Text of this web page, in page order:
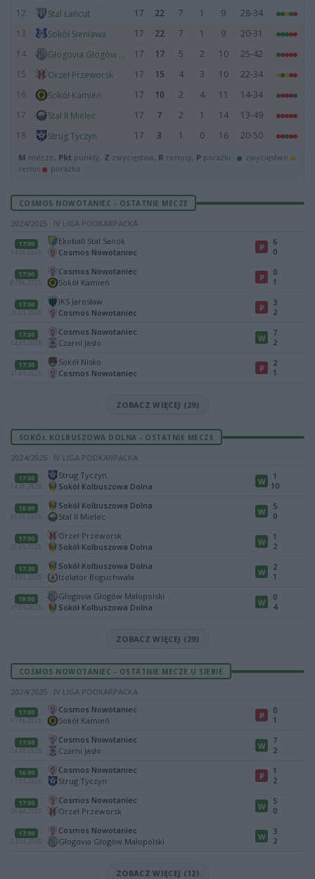
12
Stal Łańcut 17 22 7 1 9
28-34
13
Sokół Sieniawa 17 22 7 1 9
20-31
14
Głogovia Głogów Małopolski 17 17 5 2 10
25-42
15
Orzeł Przeworsk 17 15 4 3 10
22-34
16
Sokół Kamień 17 10 2 4 11
14-34
17
Stal II Mielec 17 7 2 1 14
13-49
18
Strug Tyczyn 17 3 1 0 16 20-50
M mecze, Pkt punkty, Z zwycięstwa, R remisy, P porażki ·
zwycięstwo
remis
porażka
COSMOS NOWOTANIEC - OSTATNIE MECZE
2024/2025 · IV LIGA PODKARPACKA
17:00
14.06.2025
Ekoball Stal Sanok
Cosmos Nowotaniec
P
6
0
17:00
07.06.2025
Cosmos Nowotaniec
Sokół Kamień
P
0
1
17:00
31.05.2025
JKS Jarosław
Cosmos Nowotaniec
P
3
2
17:00
24.05.2025
Cosmos Nowotaniec
Czarni Jasło
W
7
2
17:30
21.05.2025
Sokół Nisko
Cosmos Nowotaniec
P
2
1
ZOBACZ WIĘCEJ (29)
SOKÓŁ KOLBUSZOWA DOLNA - OSTATNIE MECZE
2024/2025 · IV LIGA PODKARPACKA
17:00
14.06.2025
Strug Tyczyn
Sokół Kolbuszowa Dolna
W
1
10
18:00
05.06.2025
Sokół Kolbuszowa Dolna
Stal II Mielec
W
5
0
17:00
31.05.2025
Orzeł Przeworsk
Sokół Kolbuszowa Dolna
W
1
2
17:30
24.05.2025
Sokół Kolbuszowa Dolna
Izolator Boguchwała
W
2
1
18:00
21.05.2025
Głogovia Głogów Małopolski
Sokół Kolbuszowa Dolna
W
0
4
ZOBACZ WIĘCEJ (29)
COSMOS NOWOTANIEC - OSTATNIE MECZE U SIEBIE
2024/2025 · IV LIGA PODKARPACKA
17:00
07.06.2025
Cosmos Nowotaniec
Sokół Kamień
P
0
1
17:00
24.05.2025
Cosmos Nowotaniec
Czarni Jasło
W
7
2
16:00
17.05.2025
Cosmos Nowotaniec
Strug Tyczyn
P
1
2
17:00
29.04.2025
Cosmos Nowotaniec
Orzeł Przeworsk
W
5
0
17:00
23.04.2025
Cosmos Nowotaniec
Głogovia Głogów Małopolski
W
3
2
ZOBACZ WIĘCEJ (12)